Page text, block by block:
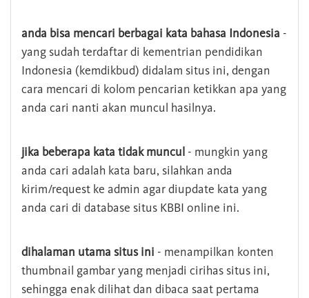
anda bisa mencari berbagai kata bahasa Indonesia -
yang sudah terdaftar di kementrian pendidikan
Indonesia (kemdikbud) didalam situs ini, dengan
cara mencari di kolom pencarian ketikkan apa yang
anda cari nanti akan muncul hasilnya.
jika beberapa kata tidak muncul - mungkin yang
anda cari adalah kata baru, silahkan anda
kirim/request ke admin agar diupdate kata yang
anda cari di database situs KBBI online ini.
dihalaman utama situs ini - menampilkan konten
thumbnail gambar yang menjadi cirihas situs ini,
sehingga enak dilihat dan dibaca saat pertama